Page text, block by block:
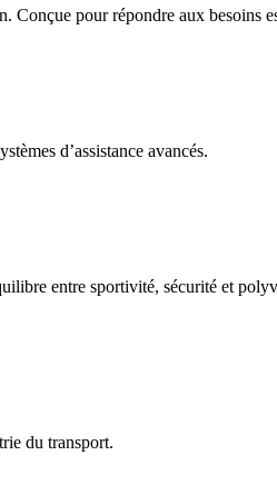
pour répondre aux besoins
d’assistance avancés.
entre sportivité, sécurité et
du transport.